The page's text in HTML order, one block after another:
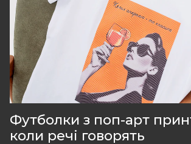
Футболки з поп-арт
коли речі говорять